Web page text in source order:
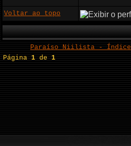
Voltar ao topo
Paraíso Niilista - Índice
Página1 de1